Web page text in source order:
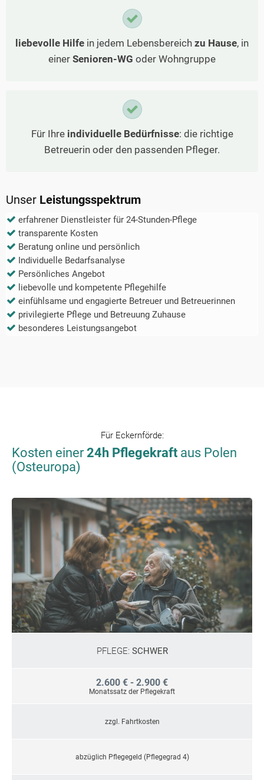
liebevolle Hilfe in jedem Lebensbereich zu Hause, in
einer Senioren-WG oder Wohngruppe
Für Ihre individuelle Bedürfnisse: die richtige
Betreuerin oder den passenden Pfleger.
Unser Leistungsspektrum
erfahrener Dienstleister für 24-Stunden-Pflege
transparente Kosten
Beratung online und persönlich
Individuelle Bedarfsanalyse
Persönliches Angebot
liebevolle und kompetente Pflegehilfe
einfühlsame und engagierte Betreuer und Betreuerinnen
privilegierte Pflege und Betreuung Zuhause
besonderes Leistungsangebot
Für Eckernförde:
Kosten einer24h Pflegekraft aus Polen
(Osteuropa)
PFLEGE: SCHWER
2.600 € - 2.900 €
Monatssatz der Pflegekraft
zzgl. Fahrtkosten
abzüglich Pflegegeld (Pflegegrad 4)